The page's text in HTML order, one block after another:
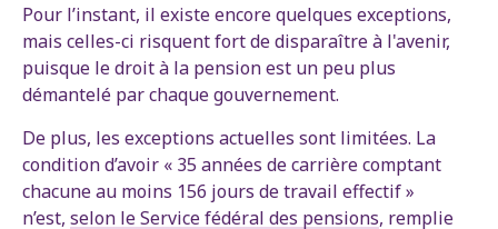
Pour l’instant, il existe encore quelques exceptions,
mais celles-ci risquent fort de disparaître à l'avenir,
puisque le droit à la pension est un peu plus
démantelé par chaque gouvernement.
De plus, les exceptions actuelles sont limitées. La
condition d’avoir « 35 années de carrière comptant
chacune au moins 156 jours de travail effectif »
n’est, selon le Service fédéral des pensions, remplie